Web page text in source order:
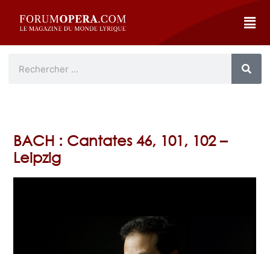
BACH : Cantates 46, 101, 102 –
Leipzig